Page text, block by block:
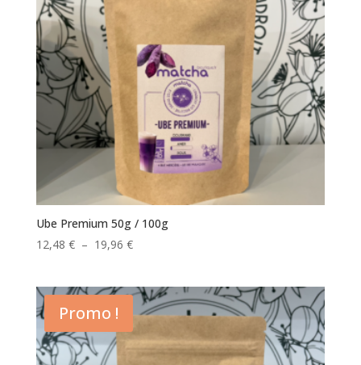
Ube Premium 50g / 100g
12,48 € – 19,96 €Plage
12,48 €
à
19,96 €
Promo !